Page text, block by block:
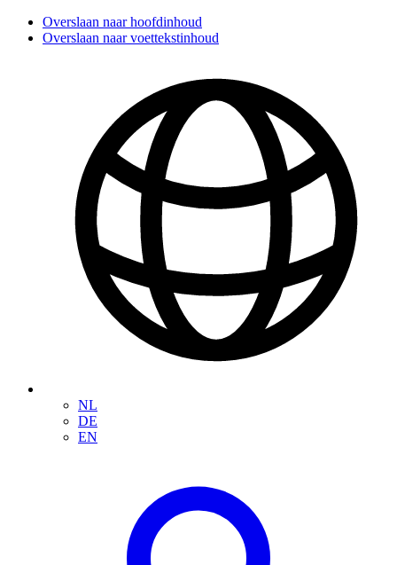
Overslaan naar hoofdinhoud
Overslaan naar voettekstinhoud
NL
DE
EN